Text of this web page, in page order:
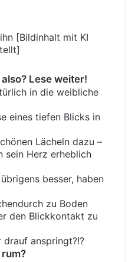
[Bildinhalt mit KI
Lese weiter!
in die weibliche
eines tiefen Blicks in
Lächeln dazu –
sein Herz erheblich
besser, haben
zu Boden
den Blickkontakt zu
drauf anspringt?!?